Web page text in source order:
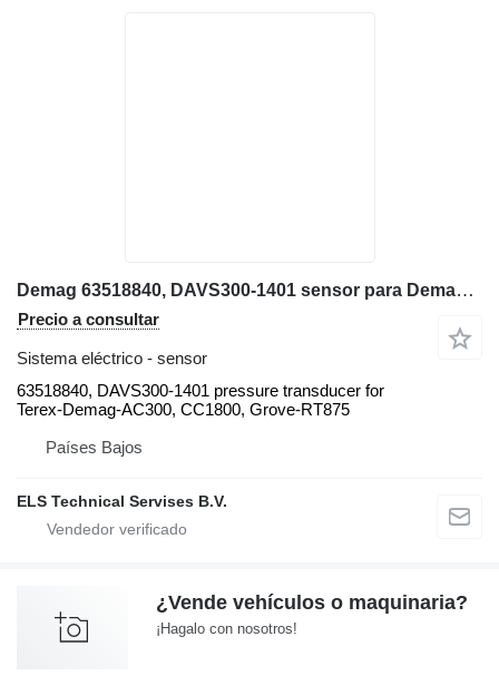
Demag 63518840, DAVS300-1401 sensor para Demag AC300, CC1800, Grove-RT875 grúa móvil
Precio a consultar
Sistema eléctrico - sensor
63518840, DAVS300-1401 pressure transducer for
Terex-Demag-AC300, CC1800, Grove-RT875
Países Bajos
ELS Technical Servises B.V.
¿Vende vehículos o maquinaria?
¡Hagalo con nosotros!